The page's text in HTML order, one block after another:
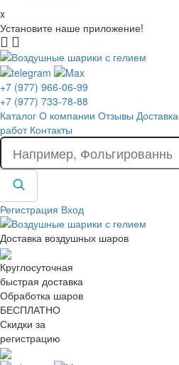
x
Установите наше приложение!
+7 (977) 966-06-99
+7 (977) 733-78-88
Каталог О компании Отзывы Доставка
работ Контакты
Регистрация Вход
Доставка воздушных шаров
Круглосуточная
быстрая доставка
Обработка шаров
БЕСПЛАТНО
Скидки за
регистрацию